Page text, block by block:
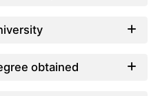
obtained